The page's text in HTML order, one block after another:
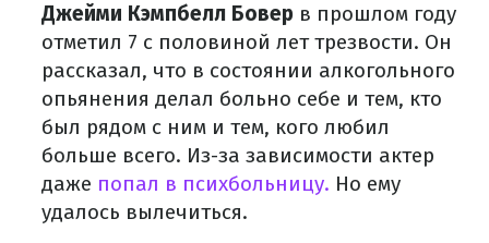
Джейми Кэмпбелл Бовер в прошлом году
отметил 7 с половиной лет трезвости. Он
рассказал, что в состоянии алкогольного
опьянения делал больно себе и тем, кто
был рядом с ним и тем, кого любил
больше всего. Из-за зависимости актер
даже попал в психбольницу. Но ему
удалось вылечиться.